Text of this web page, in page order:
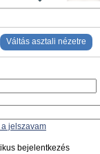
Váltás asztali nézetre
a jelszavam
bejelentkezés